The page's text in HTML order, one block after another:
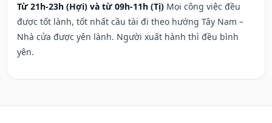
Từ 21h-23h (Hợi) và từ 09h-11h (Tị) Mọi công việc đều
được tốt lành, tốt nhất cầu tài đi theo hướng Tây Nam –
Nhà cửa được yên lành. Người xuất hành thì đều bình
yên.